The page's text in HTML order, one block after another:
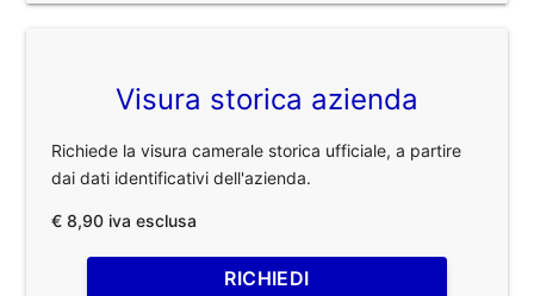
Visura storica azienda
Richiede la visura camerale storica ufficiale, a partire
dai dati identificativi dell'azienda.
€ 8,90 iva esclusa
RICHIEDI